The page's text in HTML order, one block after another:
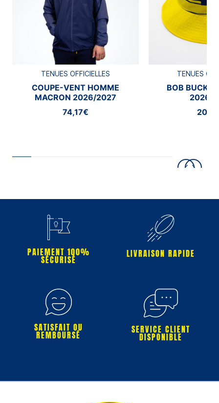
TENUES OFFICIELLES
COUPE-VENT HOMME
MACRON 2026/2027
74,17€
TENUES
BOB
2026/
PAIEMENT 100%
SÉCURISÉ
LIVRAISON RAPIDE
SATISFAIT OU
REMBOURSÉ SERVICE CLIENT
DISPONIBLE